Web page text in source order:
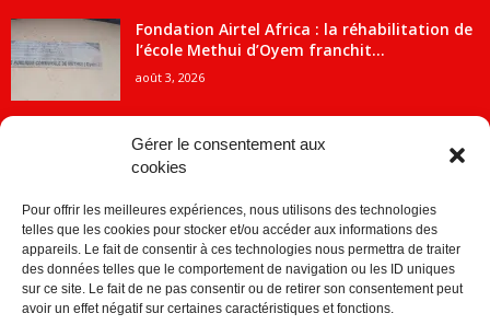
Gérer le consentement aux
cookies
Pour offrir les meilleures expériences, nous utilisons des technologies
telles que les cookies pour stocker et/ou accéder aux informations des
appareils. Le fait de consentir à ces technologies nous permettra de traiter
des données telles que le comportement de navigation ou les ID uniques
sur ce site. Le fait de ne pas consentir ou de retirer son consentement peut
avoir un effet négatif sur certaines caractéristiques et fonctions.
Fondation Airtel Africa : la réhabilitation de
l’école Methui d’Oyem franchit...
août 3, 2026
ACTUALITES
Economie 2091
1840
Société